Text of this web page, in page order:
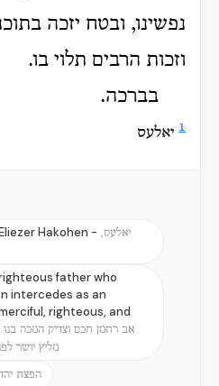
נפשינו, ובטח יזכה
וזכות הרבים תלוי בו.
בברכה.
1 יאלעס
Hakohen -
יאלעס,
father who
intercedes as an
righteous, and
אב רחמן חכם וצדיק המכה בנו
מליץ יושר
הפצת